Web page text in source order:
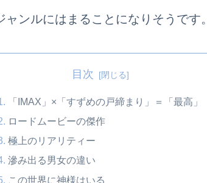
ンルにはまることになりそうです。
目次
「IMAX」×「すずめの戸締まり」＝「最高」
ロードムービーの傑作
極上のリアリティー
滲み出る男女の違い
この世界に神様はいる